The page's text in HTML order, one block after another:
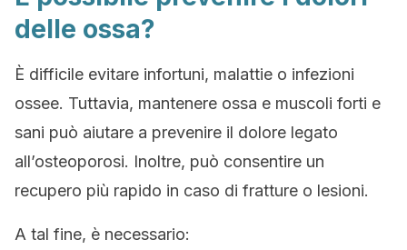
delle ossa?
È difficile evitare infortuni, malattie o infezioni
ossee. Tuttavia, mantenere ossa e muscoli forti e
sani può aiutare a prevenire il dolore legato
all’osteoporosi. Inoltre, può consentire un
recupero più rapido in caso di fratture o lesioni.
A tal fine, è necessario: